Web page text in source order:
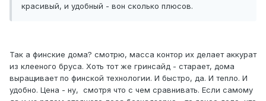
красивый, и удобный - вон сколько плюсов.
Так а финские дома? смотрю, масса контор их делает аккурат
из клееного бруса. Хоть тот же гринсайд - старает, дома
выращивает по финской технологии. И быстро, да. И тепло. И
удобно. Цена - ну, смотря что с чем сравнивать. Если самому